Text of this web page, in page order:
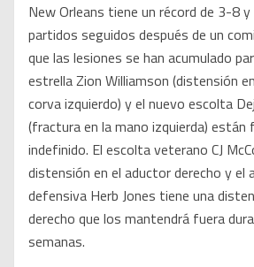
New Orleans tiene un récord de 3-8 y
partidos seguidos después de un
que las lesiones se han acumulado
estrella Zion Williamson (distensión
corva izquierdo) y el nuevo escolta
(fractura en la mano izquierda) están
indefinido. El escolta veterano CJ
distensión en el aductor derecho y el
defensiva Herb Jones tiene una
derecho que los mantendrá fuera
semanas.